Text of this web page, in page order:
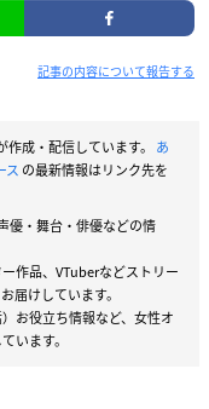
記事の内容について報告する
成・配信しています。 あ
ス の最新情報はリンク先を
優・舞台・俳優などの情
作品、VTuberなどストリー
届けしています。
お役立ち情報など、女性オ
います。